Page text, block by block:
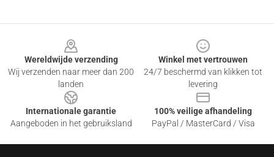
Wereldwijde verzending
Wij verzenden naar meer dan 200
landen
Winkel met vertrouwen
24/7 beschermd van klikken tot
levering
Internationale garantie
Aangeboden in het gebruiksland
100% veilige afhandeling
PayPal / MasterCard / Visa